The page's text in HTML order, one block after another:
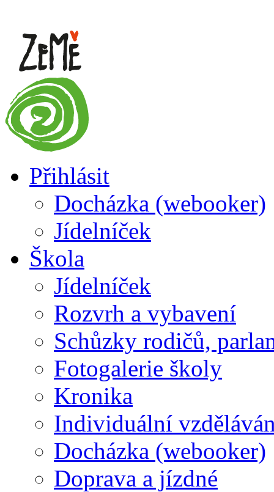
Přihlásit
Docházka (webooker)
Jídelníček
Škola
Jídelníček
Rozvrh a vybavení
Schůzky rodičů,
Fotogalerie školy
Kronika
Individuální
Docházka (webooker)
Doprava a jízdné